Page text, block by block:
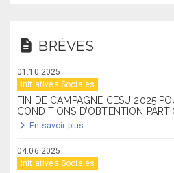
BRÈVES
01.10.2025
Initiatives Sociales
FIN DE CAMPAGNE CESU 2025
CONDITIONS D’OBTENTION
En savoir plus
04.06.2025
Initiatives Sociales